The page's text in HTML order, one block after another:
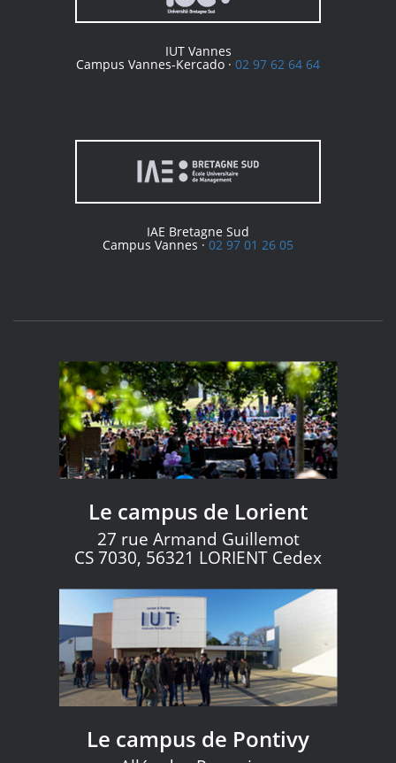
IUT Vannes
Campus Vannes-Kercado · 02 97 62 64 64
IAE Bretagne Sud
Campus Vannes ·02 97 01 26 05
Le campus de Lorient
27 rue Armand Guillemot
CS 7030, 56321 LORIENT Cedex
Le campus de Pontivy